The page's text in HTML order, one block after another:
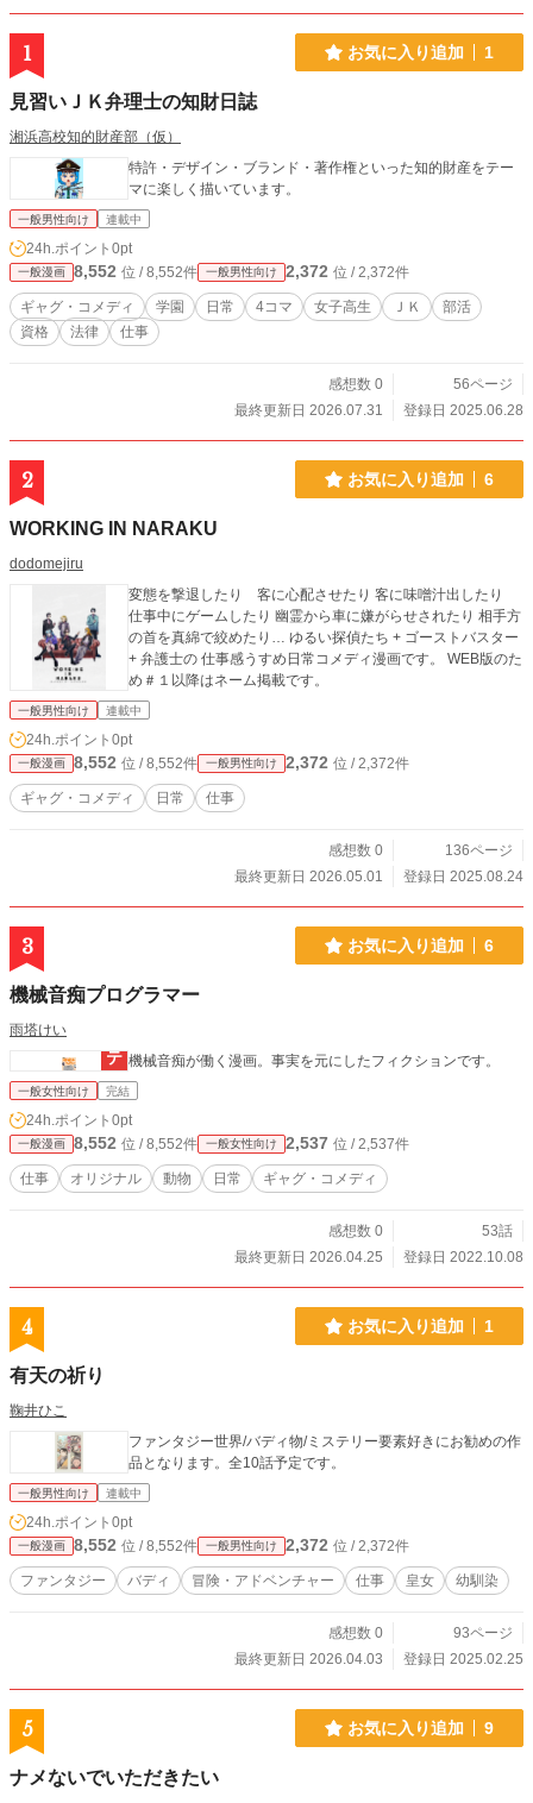
1 お気に入り追加 1
見習いＪＫ弁理士の知財日誌
湘浜高校知的財産部（仮）
特許・デザイン・ブランド・著作権といった知的財産をテー
マに楽しく描いています。
一般男性向け 連載中
24h.ポイント 0pt
一般漫画 8,552 位 / 8,552件 一般男性向け 2,372 位 / 2,372件
ギャグ・コメディ 学園 日常 4コマ 女子高生 ＪＫ
部活
資格
法律 仕事
感想数 0
56ページ
最終更新日 2026.07.31
登録日 2025.06.28
2 お気に入り追加 6
WORKING IN NARAKU
dodomejiru
変態を撃退したり 客に心配させたり 客に味噌汁出したり
仕事中にゲームしたり 幽霊から車に嫌がらせされたり 相手方
の首を真綿で絞めたり… ゆるい探偵たち + ゴーストバスター
+ 弁護士の 仕事感うすめ日常コメディ漫画です。 WEB版のた
め＃１以降はネーム掲載です。
一般男性向け 連載中
24h.ポイント 0pt
一般漫画 8,552 位 / 8,552件 一般男性向け 2,372 位 / 2,372件
ギャグ・コメディ 日常 仕事
感想数 0
136ページ
最終更新日 2026.05.01
登録日 2025.08.24
3 お気に入り追加 6
機械音痴プログラマー
雨塔けい
機械音痴が働く漫画。事実を元にしたフィクションです。
一般女性向け 完結
24h.ポイント 0pt
一般漫画 8,552 位 / 8,552件 一般女性向け 2,537 位 / 2,537件
仕事 オリジナル 動物 日常 ギャグ・コメディ
感想数 0
53話
最終更新日 2026.04.25
登録日 2022.10.08
4 お気に入り追加 1
有天の祈り
鞠井ひこ
ファンタジー世界/バディ物/ミステリー要素好きにお勧めの作
品となります。全10話予定です。
一般男性向け 連載中
24h.ポイント 0pt
一般漫画 8,552 位 / 8,552件 一般男性向け 2,372 位 / 2,372件
ファンタジー バディ 冒険・アドベンチャー 仕事 皇女 幼馴染
感想数 0
93ページ
最終更新日 2026.04.03
登録日 2025.02.25
5 お気に入り追加 9
ナメないでいただきたい